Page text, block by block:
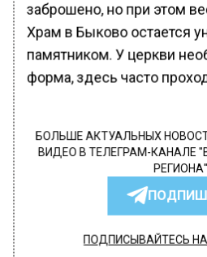
заброшено, но при этом
Храм в Быково остается
памятником. У церкви
форма, здесь часто
БОЛЬШЕ АКТУАЛЬНЫХ
ВИДЕО В ТЕЛЕГРАМ-КАНАЛЕ
ПОДПИСЫВАЙТЕСЬ